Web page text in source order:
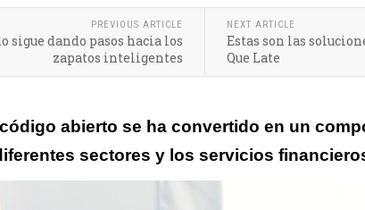
PREVIOUS ARTICLE
sigue dando pasos hacia los
zapatos inteligentes
NEXT ARTICLE
Estas son las
Que Late
abierto se ha convertido en un
sectores y los servicios